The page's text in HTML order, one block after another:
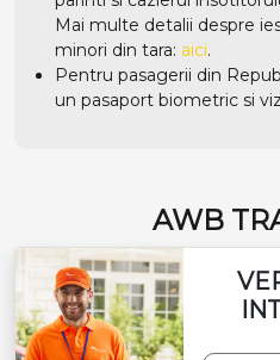
Mai multe detalii despre
minori din tara: aici.
Pentru pasagerii din
un pasaport biometric si
AWB